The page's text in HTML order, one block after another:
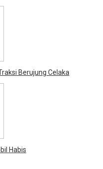
Berujung Celaka
Habis